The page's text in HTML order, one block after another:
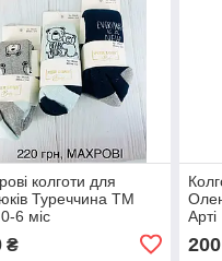
колготи для
Туреччина ТМ
6 міс
₴
Арті
200